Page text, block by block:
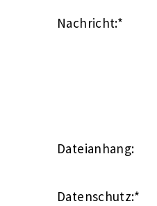
Nachricht:*
Dateianhang:
Datenschutz:*